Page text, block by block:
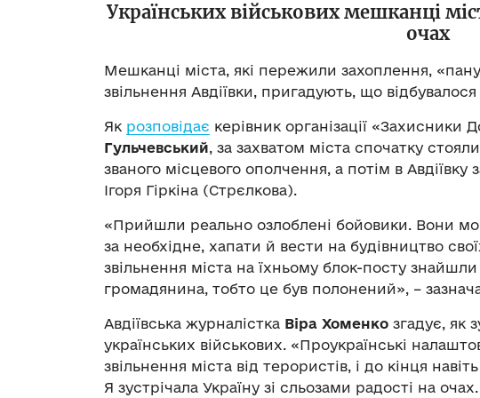
Українських військових мешканці
очах
Мешканці міста, які пережили захоплення,
звільнення Авдіївки, пригадують, що
Як розповідає керівник організації «Захисники
Гульчевський, за захватом міста спочатку
званого місцевого ополчення, а потім в
Ігоря Гіркіна (Стрєлкова).
«Прийшли реально озлоблені бойовики. Вони
за необхідне, хапати й вести на будівництво
звільнення міста на їхньому блок-посту знайшли
громадянина, тобто це був полонений», –
Авдіївська журналістка Віра Хоменко згадує, як
українських військових. «Проукраїнські
звільнення міста від терористів, і до кінця
Я зустрічала Україну зі сльозами радості на